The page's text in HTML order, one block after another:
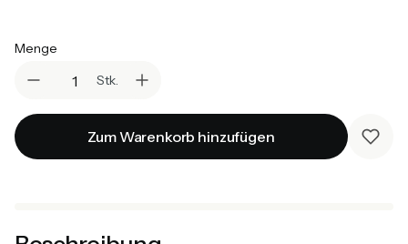
Menge
Stk.
Zum Warenkorb hinzufügen